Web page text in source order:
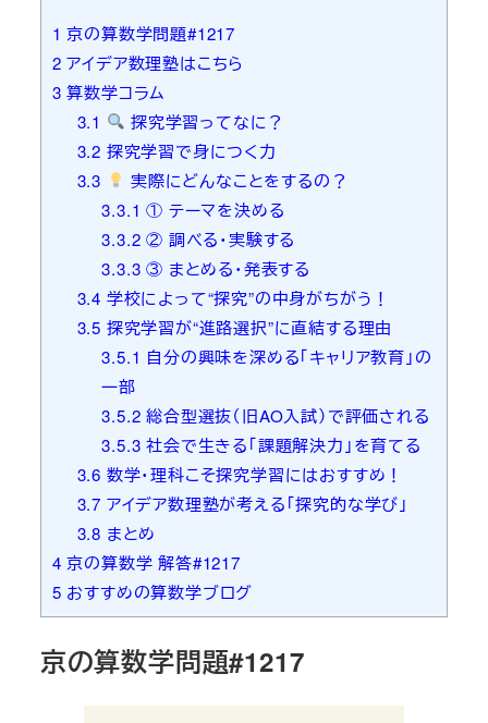
1 京の算数学問題#1217
2 アイデア数理塾はこちら
3 算数学コラム
3.1
探究学習ってなに？
3.2 探究学習で身につく力
3.3
実際にどんなことをするの？
3.3.1 ① テーマを決める
3.3.2 ② 調べる・実験する
3.3.3 ③ まとめる・発表する
3.4 学校によって“探究”の中身がちがう！
3.5 探究学習が“進路選択”に直結する理由
3.5.1 自分の興味を深める「キャリア教育」の
一部
3.5.2 総合型選抜（旧AO入試）で評価される
3.5.3 社会で生きる「課題解決力」を育てる
3.6 数学・理科こそ探究学習にはおすすめ！
3.7 アイデア数理塾が考える「探究的な学び」
3.8 まとめ
4 京の算数学 解答#1217
5 おすすめの算数学ブログ
京の算数学問題#1217